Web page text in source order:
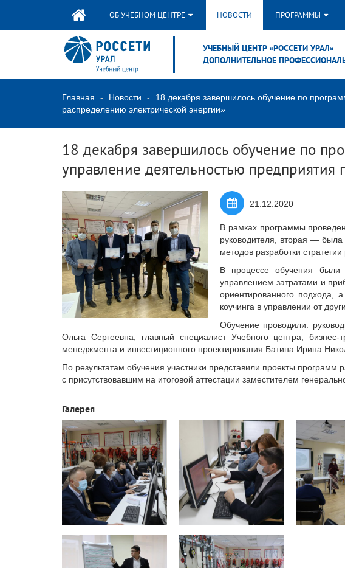
ОБ УЧЕБНОМ ЦЕНТРЕ НОВОСТИ ПРОГРАММЫ
УЧЕБНЫЙ ЦЕНТР «РОССЕТИ УРАЛ»
ДОПОЛНИТЕЛЬНОЕ
Главная Новости
18 декабря завершилось обучение по
распределению электрической энергии»
18 декабря завершилось обучение по
управление деятельностью
21.12.2020
В рамках программы
руководителя, вторая —
методов разработки
В процессе обучения были
управлением затратами и
ориентированного подхода,
коучинга в управлении от
Обучение проводили:
Ольга Сергеевна; главный специалист Учебного центра,
менеджмента и инвестиционного проектирования Батина Ирина
По результатам обучения участники представили проекты
с присутствовавшим на итоговой аттестации заместителем
Галерея